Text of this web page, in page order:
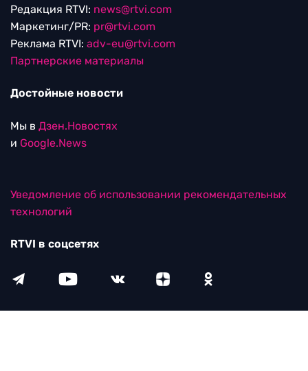
Редакция RTVI: news@rtvi.com
Маркетинг/PR: pr@rtvi.com
Реклама RTVI: adv-eu@rtvi.com
Партнерские материалы
Достойные новости
Мы в Дзен.Новостях
и Google.News
Уведомление об использовании рекомендательных
технологий
RTVI в соцсетях